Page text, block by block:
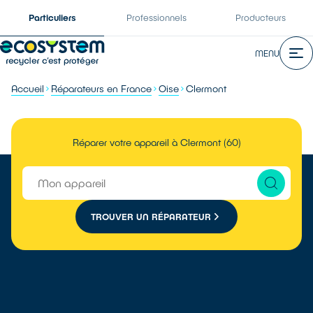
Particuliers Professionnels Producteurs
MENU
Accueil Réparateurs en France Oise Clermont
Réparer votre appareil à Clermont (60)
TROUVER UN RÉPARATEUR